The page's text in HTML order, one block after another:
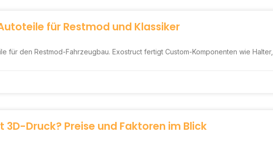
für Restmod und Klassiker
für den Restmod-Fahrzeugbau. Exostruct fertigt Custom-Komponenten wie
3D-Druck? Preise und Faktoren im Blick